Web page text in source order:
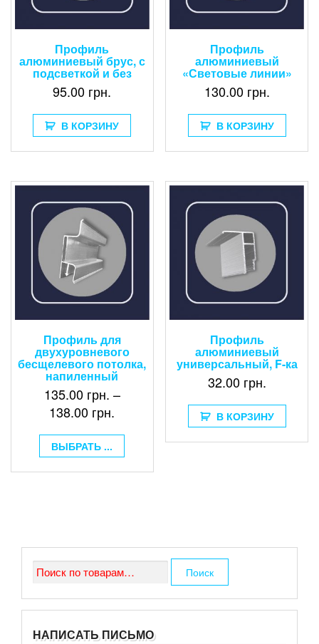
Профиль
алюминиевый брус, с
подсветкой и без
95.00 грн.
В КОРЗИНУ
Профиль
алюминиевый
«Световые линии»
130.00 грн.
В КОРЗИНУ
Профиль для
двухуровневого
бесщелевого потолка,
напиленный
135.00 грн. –
138.00 грн.
ВЫБРАТЬ ...
Профиль
алюминиевый
универсальный, F-ка
32.00 грн.
В КОРЗИНУ
Искать: Поиск
НАПИСАТЬ ПИСЬМО